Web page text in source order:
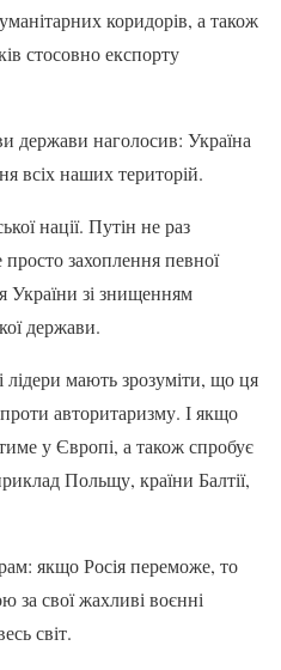
коридорів, а також
стосовно експорту
держави наголосив: Україна
всіх наших територій.
нації. Путін не раз
захоплення певної
України зі знищенням
держави.
лідери мають зрозуміти, що ця
авторитаризму. І якщо
у Європі, а також спробує
Польщу, країни Балтії,
якщо Росія переможе, то
за свої жахливі воєнні
світ.